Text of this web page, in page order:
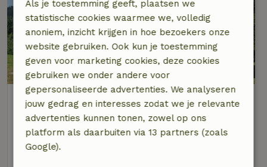
Natuurhuisje in Schenkenzell
Baden-Württemberg, Duitsland
9,7/10
4 personen 1 slaapkamer
Als je toestemming geeft, plaatsen we
statistische cookies waarmee we, volledig
anoniem, inzicht krijgen in hoe bezoekers onze
website gebruiken. Ook kun je toestemming
geven voor marketing cookies, deze cookies
gebruiken we onder andere voor
gepersonaliseerde advertenties. We analyseren
jouw gedrag en interesses zodat we je relevante
advertenties kunnen tonen, zowel op ons
platform als daarbuiten via 13 partners (zoals
Google).